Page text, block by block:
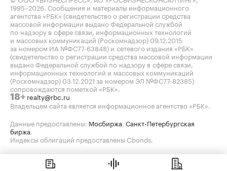
1995–2026 . Сообщения и материалы информационного
агентства «РБК» (свидетельство о регистрации средства
массовой информации выдано Федеральной службой
по надзору в сфере связи, информационных технологий
и массовых коммуникаций (Роскомнадзор) 09.12.2015
за номером ИА №ФС77-63848) и сетевого издания «РБК»
(свидетельство о регистрации средства массовой информации
выдано Федеральной службой по надзору в сфере связи,
информационных технологий и массовых коммуникаций
(Роскомнадзор) 03.12.2021 за номером ЭЛ №ФС77-82385)
сопровождаются пометкой «РБК».
18+ realty@rbc.ru
Владельцем сайта является информационное агентство «РБК».
Данные предоставлены: Мосбиржа Санкт-Петербургская
биржа
Индексы облигаций предоставлены Cbonds.